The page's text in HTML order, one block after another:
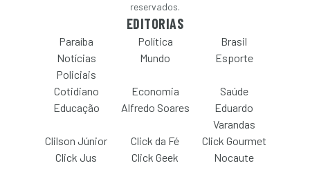
reservados.
EDITORIAS
Paraíba Política
Brasil
Notícias
Policiais
Mundo Esporte
Cotidiano Economia
Saúde
Educação
Alfredo Soares
Eduardo
Varandas
Clilson Júnior
Click da Fé
Click Gourmet
Click Jus
Click Geek Nocaute